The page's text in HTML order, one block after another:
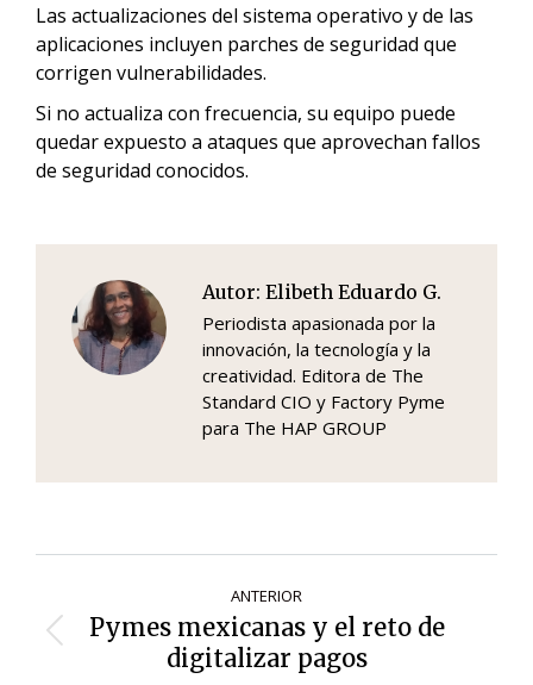
Las actualizaciones del sistema operativo y de las
aplicaciones incluyen parches de seguridad que
corrigen vulnerabilidades.
Si no actualiza con frecuencia, su equipo puede
quedar expuesto a ataques que aprovechan fallos
de seguridad conocidos.
Autor: Elibeth Eduardo G.
Periodista apasionada por la
innovación, la tecnología y la
creatividad. Editora de The
Standard CIO y Factory Pyme
para The HAP GROUP
de
entradas
ANTERIOR
Entrada
anterior:
Pymes mexicanas y el reto de
digitalizar pagos